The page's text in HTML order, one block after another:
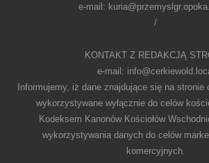
e-mail:
/
KONTAKT Z REDAKCJĄ
e-mail:
Informujemy, iż dane znajdujące się na stronie
wykorzystywane wyłącznie do celów
Kodeksem Kanonów Kościołów
wykorzystywania danych do celów
komercyjnych.